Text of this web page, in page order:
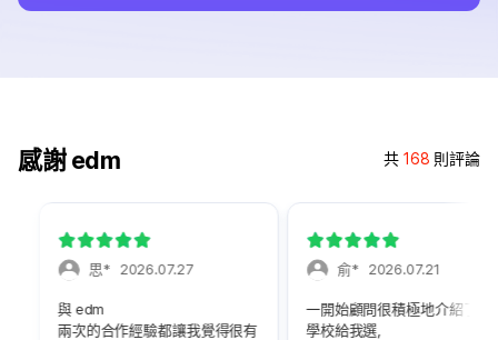
感謝 edm 共 168 則評論
思* 2026.07.27
與 edm
兩次的合作經驗都讓我覺得很有
俞* 2026.07.21
一開始顧問很積極地介紹了幾間
學校給我選，